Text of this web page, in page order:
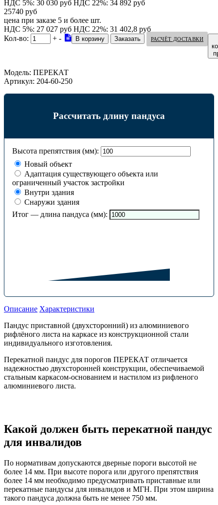
НДС 5%: 30 030 руб НДС 22%: 34 892 руб
25740 руб
цена при заказе 5 и более шт.
НДС 5%: 27 027 руб НДС 22%: 31 402,8 руб
Кол-во:
+ - РАСЧЁТ ДОСТАВКИ
Модель: ПЕРЕКАТ
Артикул: 204-60-250
Рассчитать длину пандуса
Высота препятствия (мм):
Новый объект
Адаптация существующего объекта или
ограниченный участок застройки
Внутри здания
Снаружи здания
Итог — длина пандуса (мм):
Описание Характеристики
Пандус приставной (двухсторонний) из алюминиевого
рифлёного листа на каркасе из конструкционной стали
индивидуального изготовления.
Перекатной пандус для порогов ПЕРЕКАТ отличается
надежностью двухсторонней конструкции, обеспечиваемой
стальным каркасом-основанием и настилом из рифленого
алюминиевого листа.
Какой должен быть перекатной пандус
для инвалидов
По нормативам допускаются дверные пороги высотой не
более 14 мм. При высоте порога или другого препятствия
более 14 мм необходимо предусматривать приставные или
перекатные пандусы для инвалидов и МГН. При этом ширина
такого пандуса должна быть не менее 750 мм.